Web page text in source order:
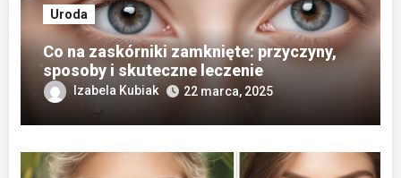
Uroda
Co na zaskórniki zamknięte: przyczyny,
sposoby i skuteczne leczenie
Izabela Kubiak 22 marca, 2025